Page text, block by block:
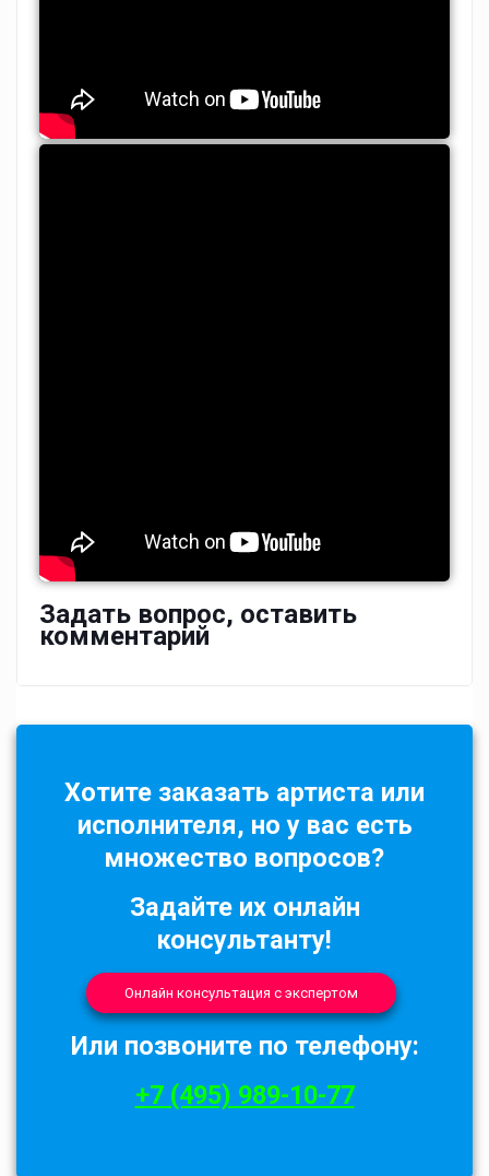
Задать вопрос, оставить
комментарий
Хотите заказать артиста или
исполнителя, но у вас есть
множество вопросов?
Задайте их онлайн
консультанту!
Онлайн консультация с экспертом
Или позвоните по телефону:
+7 (495) 989-10-77